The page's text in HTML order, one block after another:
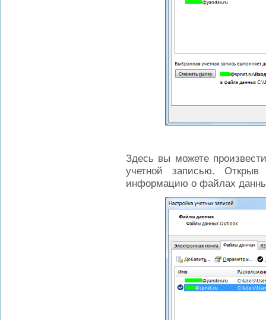
Здесь вы можете
учетной записью.
информацию о файлах